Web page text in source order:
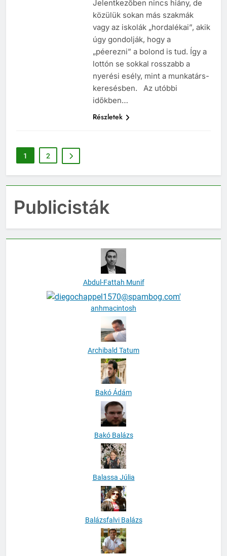
Jelentkezőben nincs hiány, de
közülük sokan más szakmák
vagy az iskolák „hordalékai”, akik
úgy gondolják, hogy a
„péerezni” a bolond is tud. Így a
lottón se sokkal rosszabb a
nyerési esély, mint a munkatárs-
keresésben. Az utóbbi
időkben…
Részletek
1 2
Publicisták
Abdul-Fattah Munif
anhmacintosh
Archibald Tatum
Bakó Ádám
Bakó Balázs
Balassa Júlia
Balázsfalvi Balázs